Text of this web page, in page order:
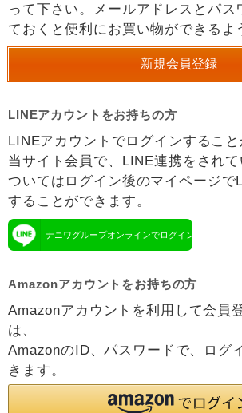
って下さい。メールアドレスとパス
ておくと便利にお買い物ができるよ
LINEアカウントをお持ちの方
LINEアカウントでログインすること
当サイト会員で、LINE連携をされ
ついてはログイン後のマイページで
することができます。
ナニワグループオンラインでログイン
Amazonアカウントをお持ちの方
Amazonアカウントを利用して会員
は、
AmazonのID、パスワードで、ログ
きます。